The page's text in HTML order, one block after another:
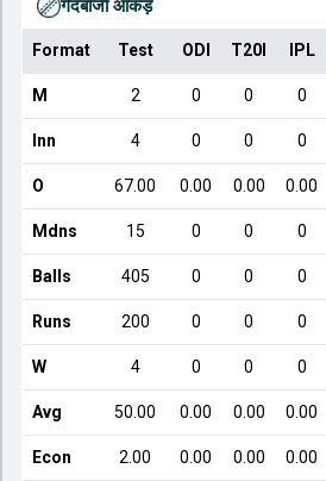
गेंदबाजी आँकड़े
Format Test ODI T20I IPL
M 2 0 0 0
Inn 4 0 0 0
O 67.00 0.00 0.00 0.00
Mdns 15 0 0 0
Balls 405 0 0 0
Runs 200 0 0 0
W 4 0 0 0
Avg 50.00 0.00 0.00 0.00
Econ 2.00 0.00 0.00 0.00